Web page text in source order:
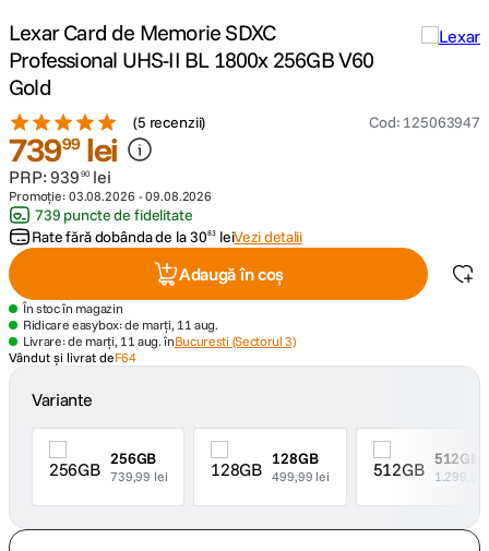
canon sx740 hs
7 . sony fx
8. card memorie
10. dji osmo
Lexar Card de Memorie SDXC
Professional UHS-II BL 1800x 256GB V60
Gold
(5 recenzii) Cod: 125063947
73999 lei
PRP:939 90 lei
Promoție: 03.08.2026 -09.08.2026
739 puncte de fidelitate
Rate fără dobânda de la3083 leiVezi detalii
Adaugă în coș
În stoc în magazin
Ridicare easybox: de marți, 11 aug.
Livrare: de marți, 11 aug. înBucuresti (Sectorul 3)
Vândut și livrat deF64
Variante
256GB
739,99 lei
128GB
499,99 lei
512GB
1.299,99